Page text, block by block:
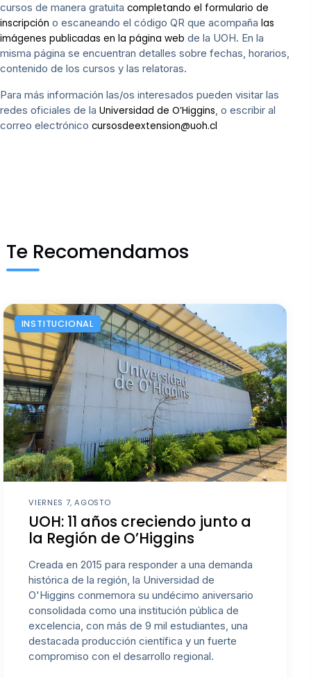
cursos de manera gratuita completando el formulario de
inscripción o escaneando el código QR que acompaña las
imágenes publicadas en la página web de la UOH. En la
misma página se encuentran detalles sobre fechas, horarios,
contenido de los cursos y las relatoras.
Para más información las/os interesados pueden visitar las
redes oficiales de la Universidad de O’Higgins, o escribir al
correo electrónico cursosdeextension@uoh.cl
Te Recomendamos
INSTITUCIONAL
VIERNES 7, AGOSTO
UOH: 11 años creciendo junto a
la Región de O’Higgins
Creada en 2015 para responder a una demanda
histórica de la región, la Universidad de
O'Higgins conmemora su undécimo aniversario
consolidada como una institución pública de
excelencia, con más de 9 mil estudiantes, una
destacada producción científica y un fuerte
compromiso con el desarrollo regional.